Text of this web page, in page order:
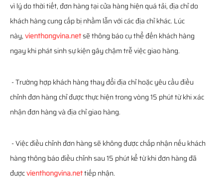
vì lý do thời tiết, đơn hàng tại cửa hàng hiện quá tải, địa chỉ do
khách hàng cung cấp bị nhầm lẫn với các địa chỉ khác. Lúc
này,vienthongvina.netsẽ thông báo cụ thể đến khách hàng
ngay khi phát sinh sự kiện gây chậm trễ việc giao hàng.
- Trường hợp khách hàng thay đổi địa chỉ hoặc yêu cầu điều
chỉnh đơn hàng chỉ được thực hiện trong vòng 15 phút từ khi xác
nhận đơn hàng và địa chỉ giao hàng.
- Việc điều chỉnh đơn hàng sẽ không được chấp nhận nếu khách
hàng thông báo điều chỉnh sau 15 phút kể từ khi đơn hàng đã
đượcvienthongvina.nettiếp nhận.